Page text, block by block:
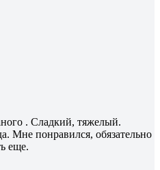
. Сладкий, тяжелый.
Мне понравился, обязательно
еще.